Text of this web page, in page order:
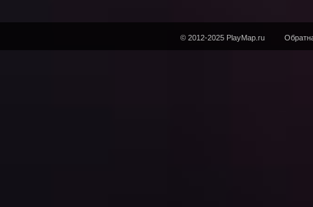
© 2012-2025 PlayMap.ru